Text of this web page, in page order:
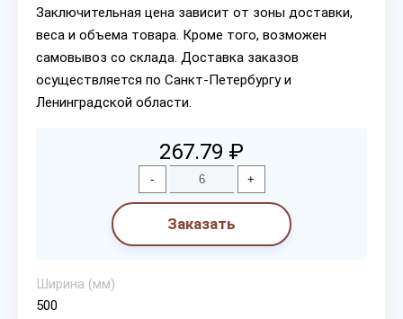
Заключительная цена зависит от зоны доставки,
веса и объема товара. Кроме того, возможен
самовывоз со склада. Доставка заказов
осуществляется по Санкт-Петербургу и
Ленинградской области.
267.79 ₽
- +
Заказать
Ширина (мм)
500